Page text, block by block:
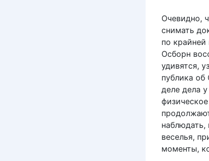
Очевидно,
снимать
по
Осборн
удивятся,
публика об
деле дела
веселья,
моменты,